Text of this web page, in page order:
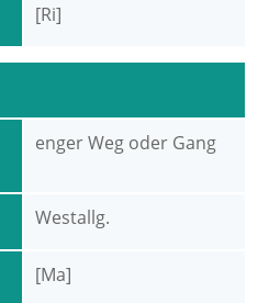
[Ri]
enger Weg oder Gang
Westallg.
[Ma]